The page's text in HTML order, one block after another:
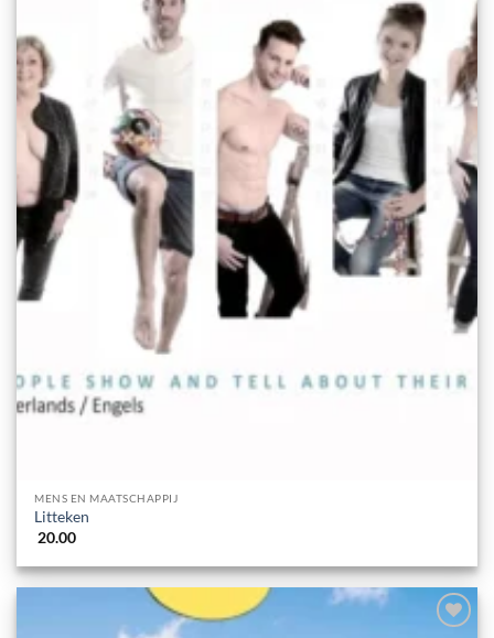
MENS EN MAATSCHAPPIJ
Litteken
20.00